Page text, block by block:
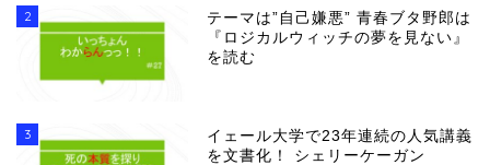
2
テーマは”自己嫌悪” 青春ブタ野郎は
『ロジカルウィッチの夢を見ない』
を読む
3
イェール大学で23年連続の人気講義
を文書化！ シェリーケーガン